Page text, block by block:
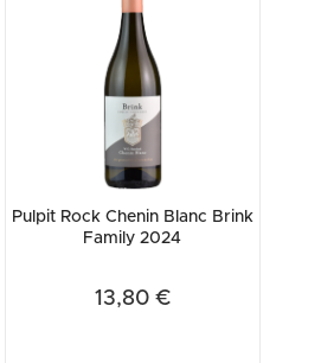
Pulpit Rock Chenin Blanc Brink
Family 2024
13,80 €